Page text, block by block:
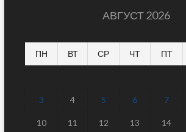
АВГУСТ 2026
ПН ВТ СР ЧТ ПТ
3 4 5 6 7
10 11 12 13 14